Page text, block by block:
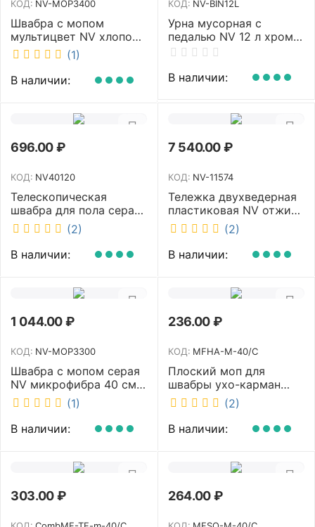
КОД: NV-MOP3400
Швабра с мопом
мультицвет NV хлопок
40 см NV-MOP3400
(1)
В наличии:
КОД: NV-BIN12L
Урна мусорная с
педалью NV 12 л хром
NV-BIN12L
В наличии:
696.00₽
КОД: NV40120
Телескопическая
швабра для пола серая
NV микрофибра 42 см
NV40120
(2)
В наличии:
7 540.00₽
КОД: NV-11574
Тележка двухведерная
пластиковая NV отжим
2х23л NV-11574
(2)
В наличии:
1 044.00₽
КОД: NV-MOP3300
Швабра с мопом серая
NV микрофибра 40 см
NV-MOP3300
(1)
В наличии:
236.00₽
КОД: MFHA-M-40/C
Плоский моп для
швабры ухо-карман
белый 40 см NV MFHA-
M-40/C
(2)
В наличии:
303.00₽ 264.00₽